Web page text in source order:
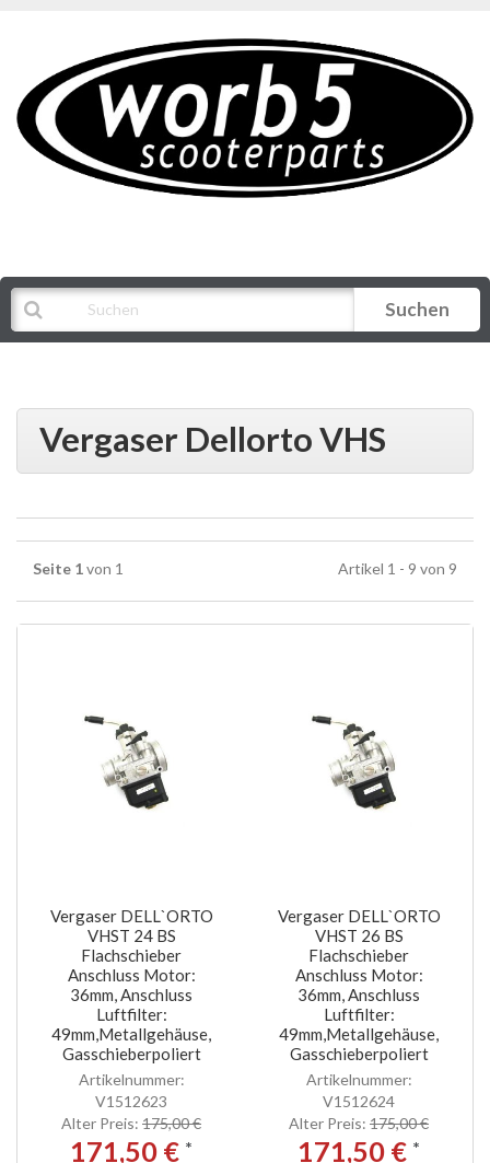
Suchen
Vergaser Dellorto VHS
Seite 1von 1 Artikel 1 - 9 von 9
Vergaser DELL`ORTO
VHST 24 BS
Flachschieber
Anschluss Motor:
36mm, Anschluss
Luftfilter:
49mm,Metallgehäuse,
Gasschieberpoliert
Artikelnummer:
V1512623
Alter Preis: 175,00 €
171,50 € *
Vergaser DELL`ORTO
VHST 26 BS
Flachschieber
Anschluss Motor:
36mm, Anschluss
Luftfilter:
49mm,Metallgehäuse,
Gasschieberpoliert
Artikelnummer:
V1512624
Alter Preis: 175,00 €
171,50 € *